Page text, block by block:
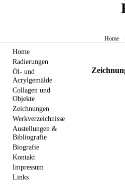
Home
Home
Radierungen
Öl- und
Acrylgemälde
Collagen und
Objekte
Zeichnungen
Werkverzeichnisse
Austellungen &
Bibliografie
Biografie
Kontakt
Impressum
Links